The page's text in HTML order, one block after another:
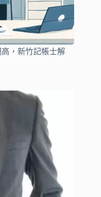
，新竹記帳士解